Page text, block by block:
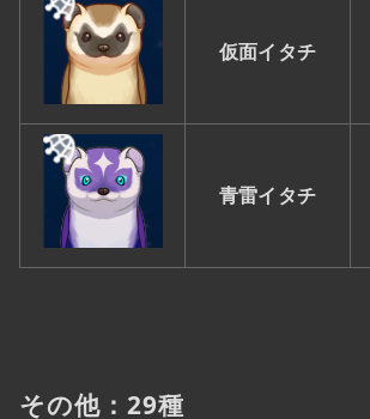
仮面イタチ
青雷イタチ
その他：29種